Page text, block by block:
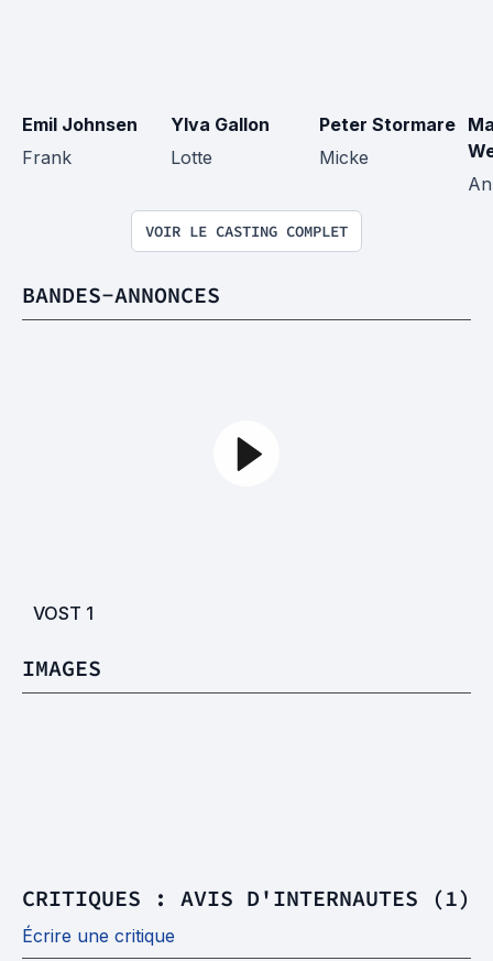
Emil Johnsen
Frank
Ylva Gallon
Lotte
Peter Stormare
Micke
VOIR LE CASTING COMPLET
BANDES-ANNONCES
VOST 1
IMAGES
CRITIQUES : AVIS D'INTERNAUTES (1)
Écrire une critique